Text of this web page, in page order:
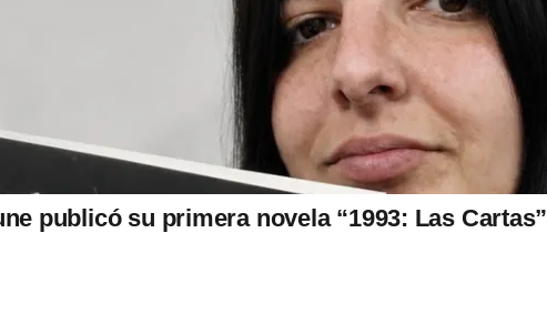
publicó su primera novela “1993: Las Cartas”